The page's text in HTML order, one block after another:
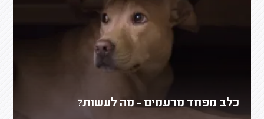
כלב מפחד מרעמים - מה לעשות?